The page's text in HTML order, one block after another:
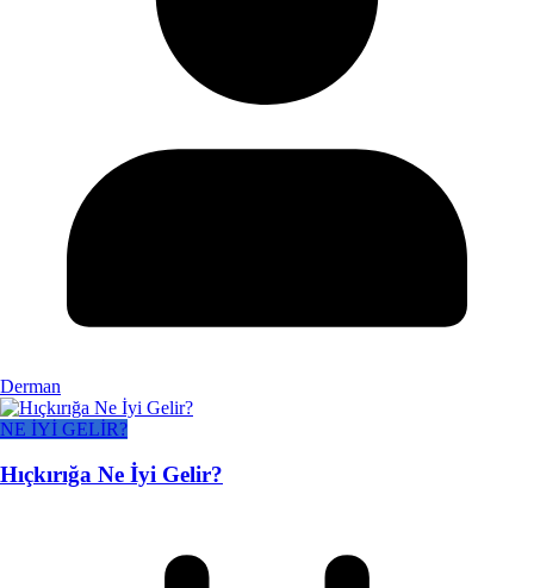
Derman
NE İYİ GELİR?
Hıçkırığa Ne İyi Gelir?